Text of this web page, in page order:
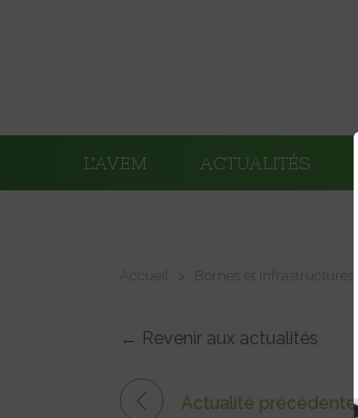
L’AVEM ACTUALITÉS
← Revenir aux actualités
Actualité précédente